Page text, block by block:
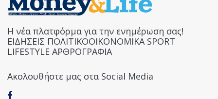
Η νέα πλατφόρμα για την ενημέρωση σας!
ΕΙΔΗΣΕΙΣ ΠΟΛΙΤΙΚΟΟΙΚΟΝΟΜΙΚΑ SPORT
LIFESTYLE ΑΡΘΡΟΓΡΑΦΙΑ
Ακολουθήστε μας στα Social Media